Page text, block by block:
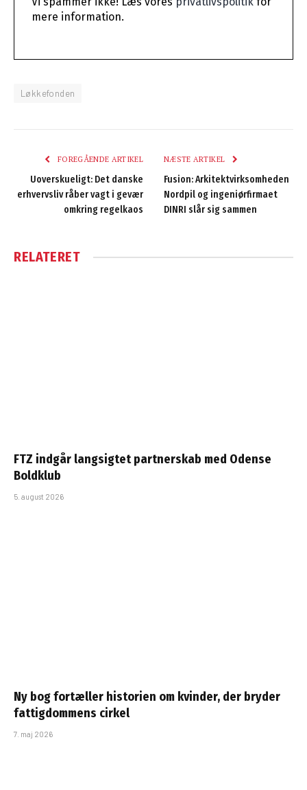
mere information.
Løkkefonden
FOREGÅENDE ARTIKEL
Uoverskueligt: Det danske
erhvervsliv råber vagt i gevær
omkring regelkaos
NÆSTE ARTIKEL
Fusion: Arkitektvirksomheden
Nordpil og ingeniørfirmaet
DINRI slår sig sammen
RELATERET
FTZ indgår langsigtet partnerskab med Odense
Boldklub
5. august 2026
Ny bog fortæller historien om kvinder, der bryder
fattigdommens cirkel
7. maj 2026